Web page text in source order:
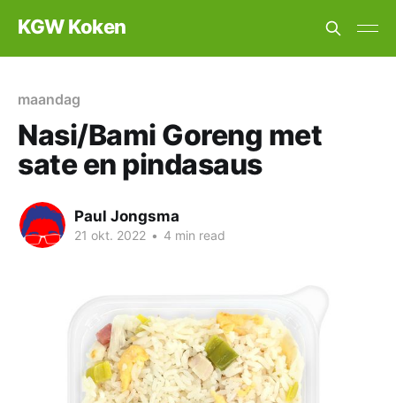
KGW Koken
maandag
Nasi/Bami Goreng met
sate en pindasaus
Paul Jongsma
21 okt. 2022 • 4 min read